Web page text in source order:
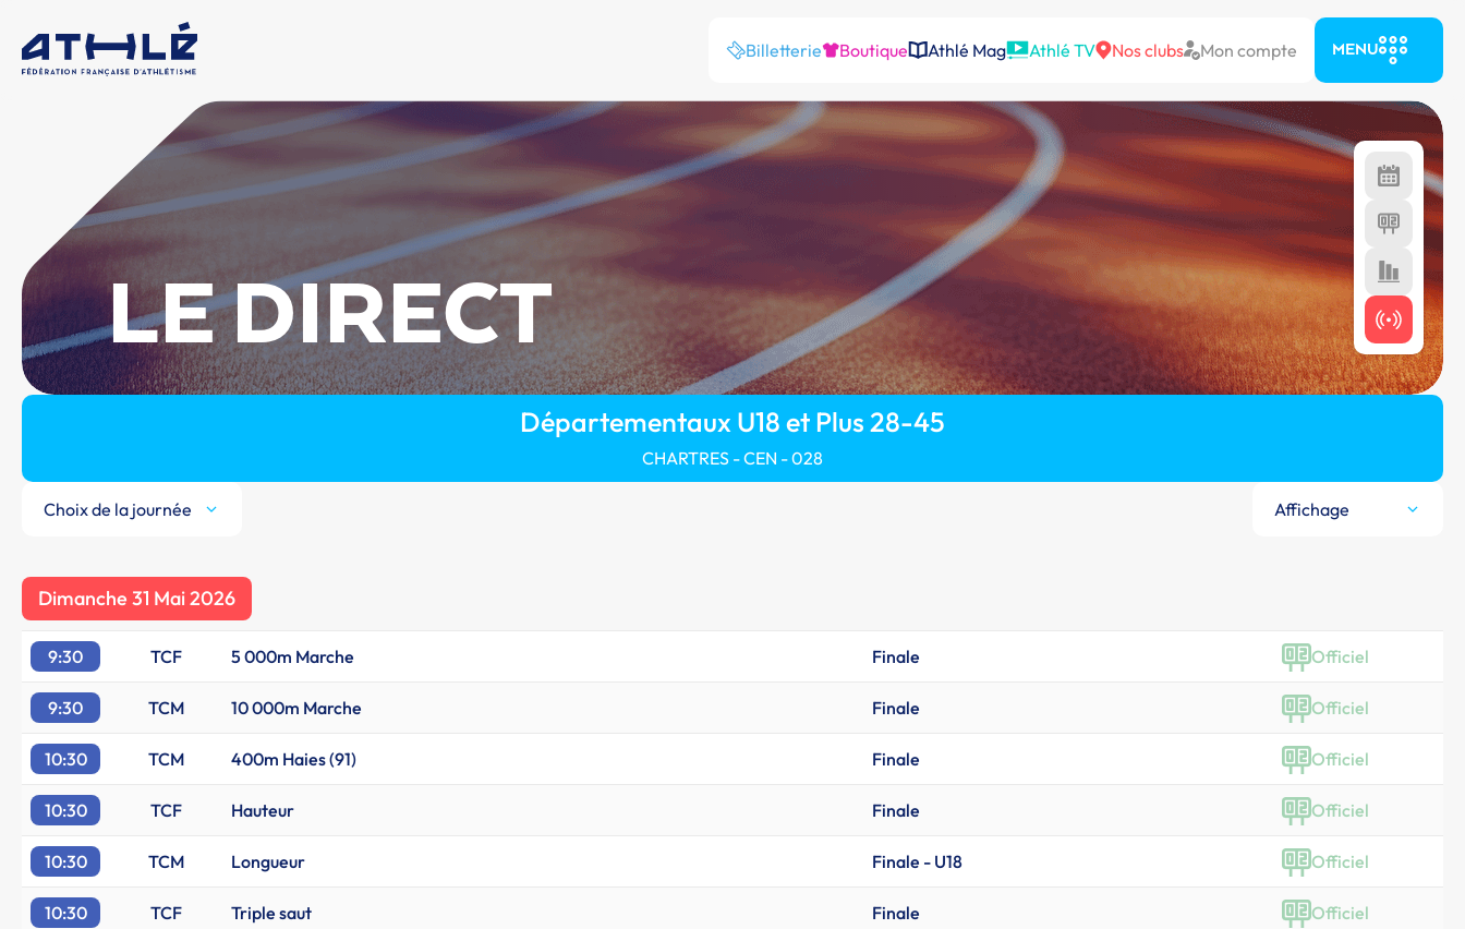
Billetterie Boutique Athlé Mag Athlé TV Nos clubs Mon compte MENU
LE DIRECT
Départementaux U18 et Plus 28-45
CHARTRES - CEN - 028
Choix de la journée Affichage
Dimanche 31 Mai 2026
9:30 TCF 5 000m Marche Finale Officiel
9:30 TCM 10 000m Marche Finale Officiel
10:30 TCM 400m Haies (91) Finale Officiel
10:30 TCF Hauteur Finale Officiel
10:30 TCM Longueur Finale - U18 Officiel
10:30 TCF Triple saut Finale Officiel